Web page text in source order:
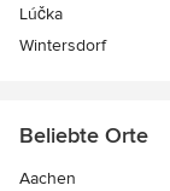
Lúčka
Wintersdorf
Beliebte Orte
Aachen